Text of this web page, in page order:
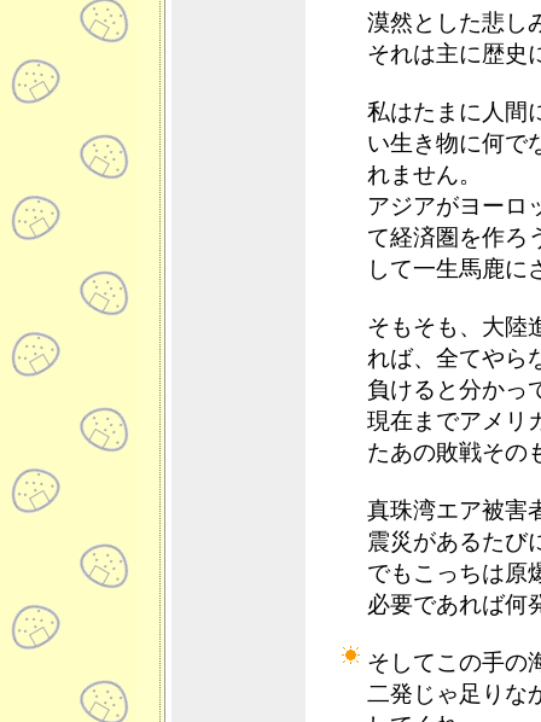
漠然とした悲し
それは主に歴史
私はたまに人間
い生き物に何で
れません。
アジアがヨーロ
て経済圏を作ろ
して一生馬鹿に
そもそも、大陸
れば、全てやら
負けると分かっ
現在までアメリ
たあの敗戦その
真珠湾エア被害
震災があるたび
でもこっちは原
必要であれば何
そしてこの手の
二発じゃ足りな